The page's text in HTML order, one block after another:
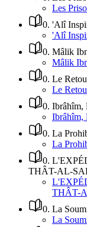
Les
0. 'Alî
'Alî
0. Mâlik
Mâlik
0. Le
Le
0. Ibrâhîm,
Ibrâhîm,
0. La
La
0.
THÂT-AL-
THÂT-
0. La
La